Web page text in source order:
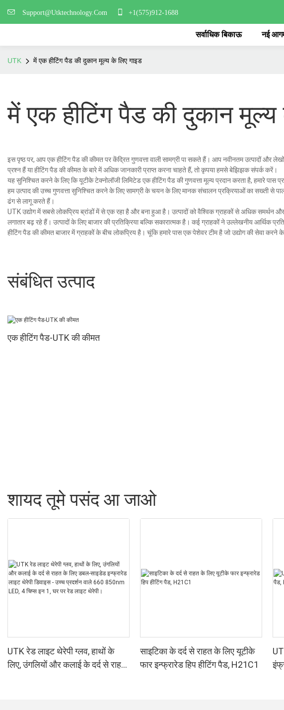
Support@Utktechnology.Com +1(575)912-1688
सर्वाधिक बिकाऊ नई
UTK में एक हीटिंग पैड की दुकान मूल्य के लिए गाइड
में एक हीटिंग पैड की दुकान
इस पृष्ठ पर, आप एक हीटिंग पैड की कीमत पर केंद्रित गुणवत्ता वाली सामग्री पा सकते हैं। आप नवीनतम उत्पादों और
प्रश्न हैं या हीटिंग पैड की कीमत के बारे में अधिक जानकारी प्राप्त करना चाहते हैं, तो कृपया हमसे बेझिझक संपर्क करें।
यह सुनिश्चित करने के लिए कि यूटीके टेक्नोलॉजी लिमिटेड एक हीटिंग पैड की गुणवत्ता मूल्य प्रदान करता है, हमारे पास
हम उत्पाद की उच्च गुणवत्ता सुनिश्चित करने के लिए सामग्री के चयन के लिए मानक संचालन प्रक्रियाओं का सख्ती से
ढंग से लागू करते हैं।
UTK उद्योग में सबसे लोकप्रिय ब्रांडों में से एक रहा है और बना हुआ है। उत्पादों को वैश्विक ग्राहकों से अधिक समर्थन
लगातार बढ़ रहे हैं। उत्पादों के लिए बाजार की प्रतिक्रिया बल्कि सकारात्मक है। कई ग्राहकों ने उल्लेखनीय आर्थिक
हीटिंग पैड की कीमत बाजार में ग्राहकों के बीच लोकप्रिय है। चूंकि हमारे पास एक पेशेवर टीम है जो उद्योग की सेवा
संबंधित उत्पाद
एक हीटिंग पैड-UTK की कीमत
शायद तूमे पसंद आ जाओ
UTK रेड लाइट थेरेपी ग्लव, हाथों के
लिए, उंगलियों और कलाई के दर्द से राहत
साइटिका के दर्द से राहत के लिए यूटीके
फार इन्फ्रारेड हिप हीटिंग पैड, H21C1